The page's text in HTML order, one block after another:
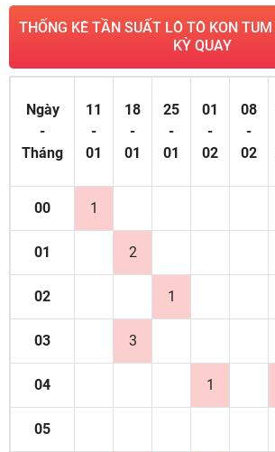
THỐNG KÊ TẦN SUẤT LÔ TÔ KON
KỲ QUAY
Ngày
-
Tháng
11
-
01
18
-
01
25
-
01
01
-
02
08
-
02
00 1
01 2
02 1
03 3
04 1
05